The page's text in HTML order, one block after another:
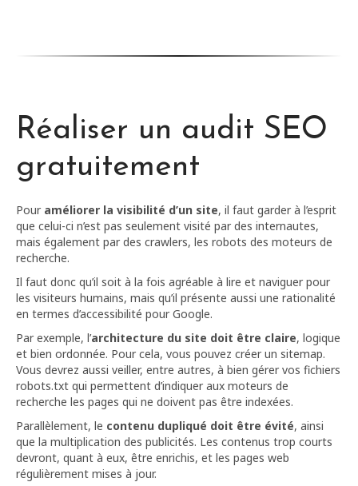
Réaliser un audit SEO
gratuitement
Pour améliorer la visibilité d’un site, il faut garder à l’esprit
que celui-ci n’est pas seulement visité par des internautes,
mais également par des crawlers, les robots des moteurs de
recherche.
Il faut donc qu’il soit à la fois agréable à lire et naviguer pour
les visiteurs humains, mais qu’il présente aussi une rationalité
en termes d’accessibilité pour Google.
Par exemple, l’architecture du site doit être claire, logique
et bien ordonnée. Pour cela, vous pouvez créer un sitemap.
Vous devrez aussi veiller, entre autres, à bien gérer vos fichiers
robots.txt qui permettent d’indiquer aux moteurs de
recherche les pages qui ne doivent pas être indexées.
Parallèlement, le contenu dupliqué doit être évité, ainsi
que la multiplication des publicités. Les contenus trop courts
devront, quant à eux, être enrichis, et les pages web
régulièrement mises à jour.